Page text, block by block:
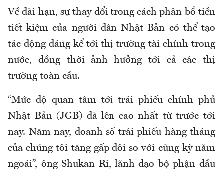
Về dài hạn, sự thay đổi trong cách phân bổ tiền
tiết kiệm của người dân Nhật Bản có thể tạo
tác động đáng kể tới thị trường tài chính trong
nước, đồng thời ảnh hưởng tới cả các thị
trường toàn cầu.
“Mức độ quan tâm tới trái phiếu chính phủ
Nhật Bản (JGB) đã lên cao nhất từ trước tới
nay. Năm nay, doanh số trái phiếu hàng tháng
của chúng tôi tăng gấp đôi so với cùng kỳ năm
ngoái”, ông Shukan Ri, lãnh đạo bộ phận đầu